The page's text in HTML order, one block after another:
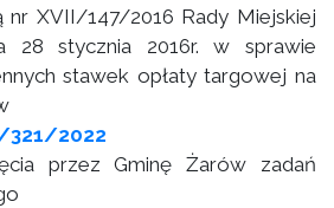
nr XVII/147/2016 Rady Miejskiej
stycznia 2016r. w sprawie
stawek opłaty targowej na
321/2022
przez Gminę Żarów zadań